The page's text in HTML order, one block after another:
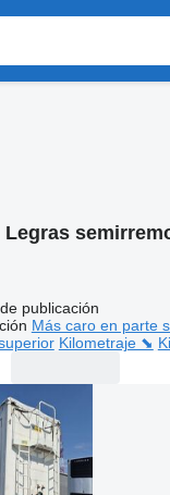
Legras
publicación
Más caro en parte
Kilometraje ⬊